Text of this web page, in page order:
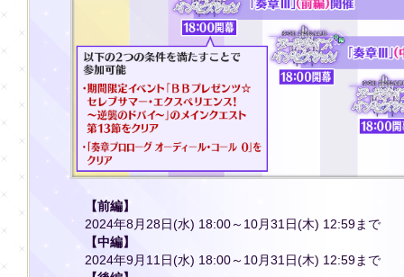
【前編】
2024年8月28日(水) 18:00～10月31日(木) 12:59まで
【中編】
2024年9月11日(水) 18:00～10月31日(木) 12:59まで